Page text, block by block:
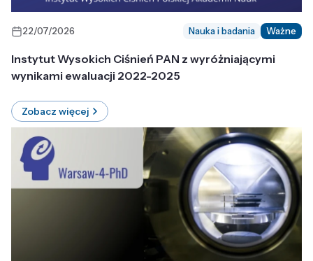
22/07/2026 Nauka i badania Ważne
Instytut Wysokich Ciśnień PAN z wyróżniającymi
wynikami ewaluacji 2022-2025
Zobacz więcej